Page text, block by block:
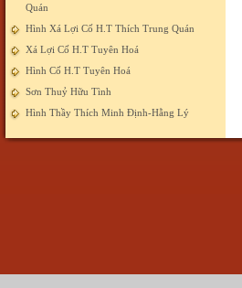
Quán
Hình Xá Lợi Cố H.T Thích Trung Quán
Xá Lợi Cố H.T Tuyên Hoá
Hình Cố H.T Tuyên Hoá
Sơn Thuỷ Hữu Tình
Hình Thầy Thích Minh Định-Hằng Lý